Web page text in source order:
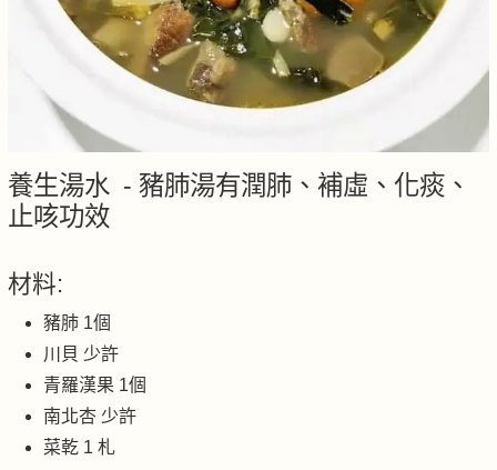
養生湯水 - 豬肺湯有潤肺、補虛、化痰、
止咳功效
材料:
豬肺 1個
川貝 少許
青羅漢果 1個
南北杏 少許
菜乾 1 札